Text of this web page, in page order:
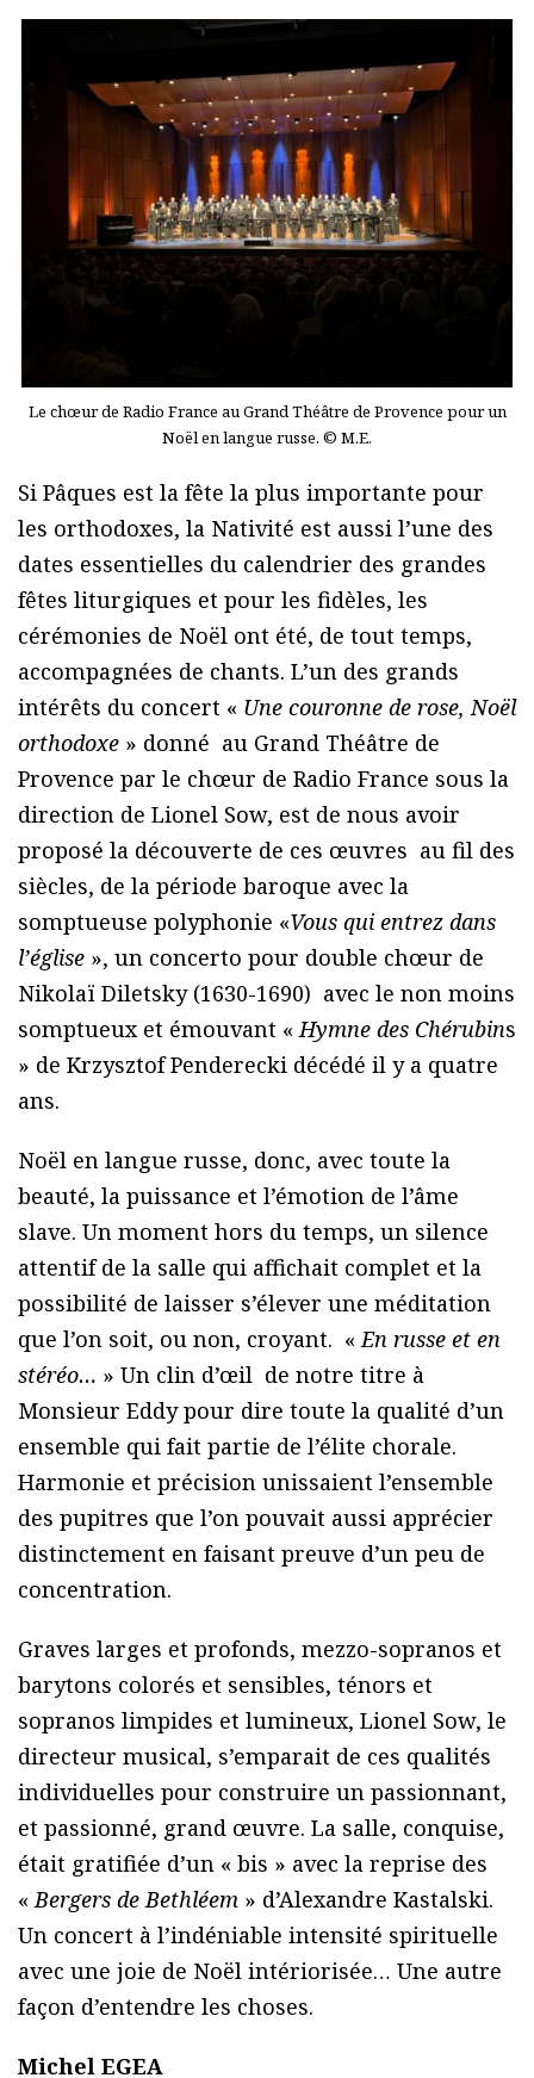
Le chœur de Radio France au Grand Théâtre de Provence pour un
Noël en langue russe. © M.E.
Si Pâques est la fête la plus importante pour
les orthodoxes, la Nativité est aussi l’une des
dates essentielles du calendrier des grandes
fêtes liturgiques et pour les fidèles, les
cérémonies de Noël ont été, de tout temps,
accompagnées de chants. L’un des grands
intérêts du concert « Une couronne de rose, Noël
orthodoxe » donné au Grand Théâtre de
Provence par le chœur de Radio France sous la
direction de Lionel Sow, est de nous avoir
proposé la découverte de ces œuvres au fil des
siècles, de la période baroque avec la
somptueuse polyphonie «Vous qui entrez dans
l’église », un concerto pour double chœur de
Nikolaï Diletsky (1630-1690) avec le non moins
somptueux et émouvant «Hymne des Chérubins
» de Krzysztof Penderecki décédé il y a quatre
ans.
Noël en langue russe, donc, avec toute la
beauté, la puissance et l’émotion de l’âme
slave. Un moment hors du temps, un silence
attentif de la salle qui affichait complet et la
possibilité de laisser s’élever une méditation
que l’on soit, ou non, croyant. «En russe et en
stéréo… » Un clin d’œil de notre titre à
Monsieur Eddy pour dire toute la qualité d’un
ensemble qui fait partie de l’élite chorale.
Harmonie et précision unissaient l’ensemble
des pupitres que l’on pouvait aussi apprécier
distinctement en faisant preuve d’un peu de
concentration.
Graves larges et profonds, mezzo-sopranos et
barytons colorés et sensibles, ténors et
sopranos limpides et lumineux, Lionel Sow, le
directeur musical, s’emparait de ces qualités
individuelles pour construire un passionnant,
et passionné, grand œuvre. La salle, conquise,
était gratifiée d’un « bis » avec la reprise des
«Bergers de Bethléem » d’Alexandre Kastalski.
Un concert à l’indéniable intensité spirituelle
avec une joie de Noël intériorisée… Une autre
façon d’entendre les choses.
Michel EGEA